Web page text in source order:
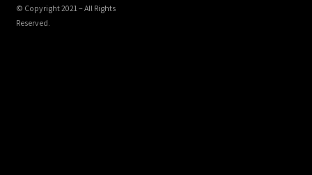
© Copyright 2021 – All Rights
Reserved.